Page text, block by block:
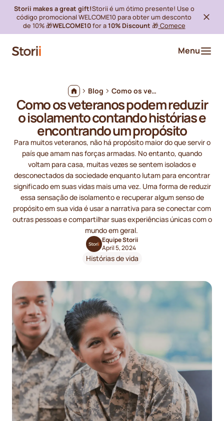
Storii makes a great gift!Storii é um ótimo presente! Use o
código promocional WELCOME10 para obter um desconto
de 10% 🎁WELCOME10for a10% Discount 🎁 Comece
Menu
Blog Como os veteranos podem reduzir o isolamento contando histórias e encontrando um propósito
Como os veteranos podem reduzir
o isolamento contando histórias e
encontrando um propósito
Para muitos veteranos, não há propósito maior do que servir o
país que amam nas forças armadas. No entanto, quando
voltam para casa, muitas vezes se sentem isolados e
desconectados da sociedade enquanto lutam para encontrar
significado em suas vidas mais uma vez. Uma forma de reduzir
essa sensação de isolamento e recuperar algum senso de
propósito em sua vida é usar a narrativa para se conectar com
outras pessoas e compartilhar suas experiências únicas com o
mundo em geral. ‍
Equipe Storii
April 5, 2024
Histórias de vida